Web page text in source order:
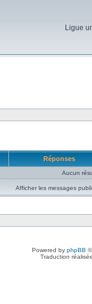
Ligue
Réponses
Aucun
Afficher les messages
Powered by phpBB
Traduction